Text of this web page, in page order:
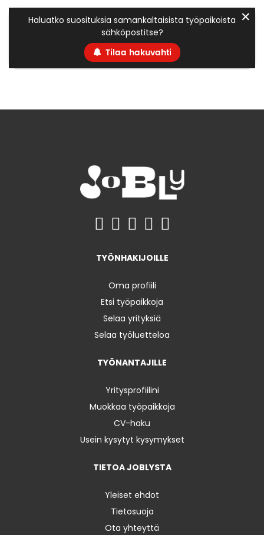
Haluatko suosituksia samankaltaisista työpaikoista
sähköpostitse?
Tilaa hakuvahti
✕
TYÖNHAKIJOILLE
Oma profiili
Etsi työpaikkoja
Selaa yrityksiä
Selaa työluetteloa
TYÖNANTAJILLE
Yritysprofiilini
Muokkaa työpaikkoja
CV-haku
Usein kysytyt kysymykset
TIETOA JOBLYSTA
Yleiset ehdot
Tietosuoja
Ota yhteyttä